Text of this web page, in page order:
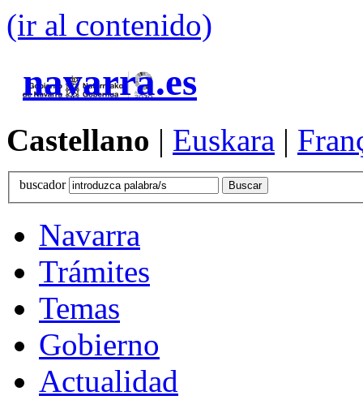
(ir al contenido)
navarra.es
Castellano | Euskara |
buscador
Navarra
Trámites
Temas
Gobierno
Actualidad